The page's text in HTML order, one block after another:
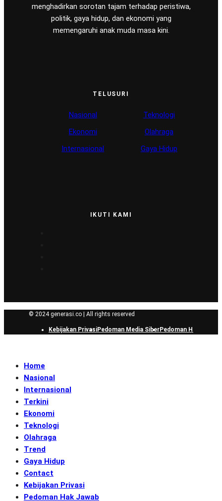
menghadirkan sorotan tajam terhadap peristiwa,
politik, gaya hidup, dan ekonomi yang
memengaruhi anak muda masa kini.
TELUSURI
Nasional
Ekonomi
Internasional
Teknologi
Olahraga
Gaya Hidup
IKUTI KAMI
© 2024 generasi.co | All rights reserved
Kebijakan PrivasiPedoman Media SiberPedoman Hak Jawab
Home
Nasional
Internasional
Terkini
Ekonomi
Teknologi
Olahraga
Trend
Gaya Hidup
Contact
Kebijakan Privasi
Pedoman Hak Jawab